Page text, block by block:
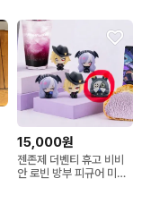
15,000원
젠존제 더벤티 휴고 비비
안 로빈 방부 피규어 미개